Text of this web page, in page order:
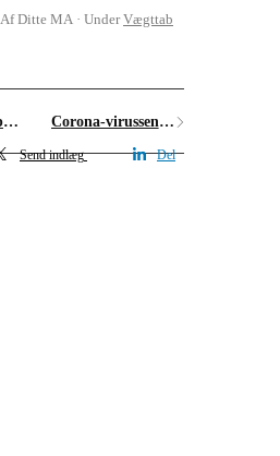
Af Ditte MA UnderVægttab
Dét siger overspisninger ikke om dig! Corona-virussen er svær- måske også for din spisning
Send indlæg
Del